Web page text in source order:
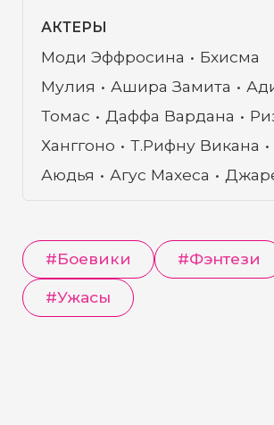
АКТЕРЫ
Моди Эффросина
Бхисма
Мулия
Ашира Замита
Томас
Даффа Вардана
Ханггоно
Т.Рифну Викана
Аюдья
Агус Махеса
#Боевики #Фэнтези
#Ужасы